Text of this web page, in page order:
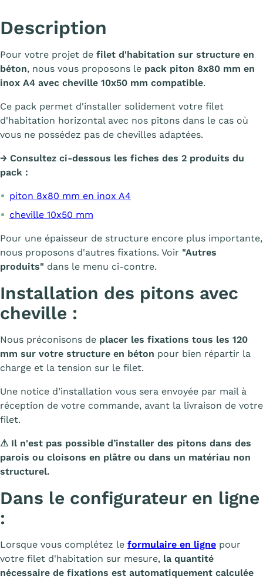
Description
Pour votre projet de filet d'habitation sur structure en
béton, nous vous proposons le pack piton 8x80 mm en
inox A4 avec cheville 10x50 mm compatible.
Ce pack permet d'installer solidement votre filet
d'habitation horizontal avec nos pitons dans le cas où
vous ne possédez pas de chevilles adaptées.
→ Consultez ci-dessous les fiches des 2 produits du
pack :
piton 8x80 mm en inox A4
cheville 10x50 mm
Pour une épaisseur de structure encore plus importante,
nous proposons d'autres fixations. Voir "Autres
produits" dans le menu ci-contre.
Installation des pitons avec
cheville :
Nous préconisons de placer les fixations tous les 120
mm sur votre structure en béton pour bien répartir la
charge et la tension sur le filet.
Une notice d’installation vous sera envoyée par mail à
réception de votre commande, avant la livraison de votre
filet.
⚠Il n'est pas possible d’installer des pitons dans des
parois ou cloisons en plâtre ou dans un matériau non
structurel.
Dans le configurateur en ligne
:
Lorsque vous complétez le formulaire en ligne pour
votre filet d'habitation sur mesure, la quantité
nécessaire de fixations est automatiquement calculée